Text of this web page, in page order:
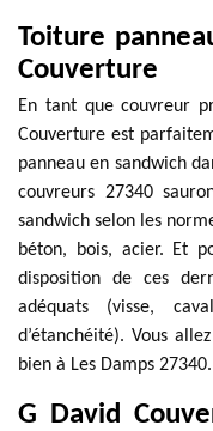
Toiture
Couverture
En tant que couvreur
Couverture est
panneau en sandwich
couvreurs 27340
sandwich selon les
béton, bois, acier. Et
disposition de ces
adéquats (visse,
d’étanchéité). Vous
bien à Les Damps 27340.
G David